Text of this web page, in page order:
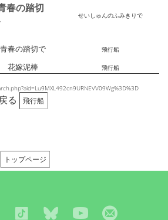
春の踏切
せいしゅんのふみきりで
青春の踏切で 飛行船
花嫁泥棒
飛行船
る 飛行船
トップページ